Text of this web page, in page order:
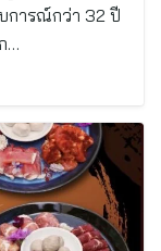
การณ์กว่า 32 ปี
…